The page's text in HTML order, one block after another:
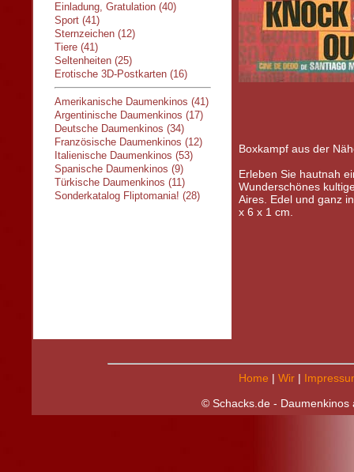
Einladung, Gratulation (40)
Sport (41)
Sternzeichen (12)
Tiere (41)
Seltenheiten (25)
Erotische 3D-Postkarten (16)
Amerikanische Daumenkinos (41)
Argentinische Daumenkinos (17)
Deutsche Daumenkinos (34)
Französische Daumenkinos (12)
Italienische Daumenkinos (53)
Spanische Daumenkinos (9)
Türkische Daumenkinos (11)
Sonderkatalog Fliptomania! (28)
Boxkampf aus der
Erleben Sie hautnah
Wunderschönes
Aires. Edel und ganz
x 6 x 1 cm.
Home | Wir|
© Schacks.de - Daumenkinos